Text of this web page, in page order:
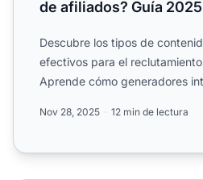
de afiliados? Guía 2025
Descubre los tipos de
efectivos para el
Aprende cómo generadores
Nov 28, 2025 12 min de lectura